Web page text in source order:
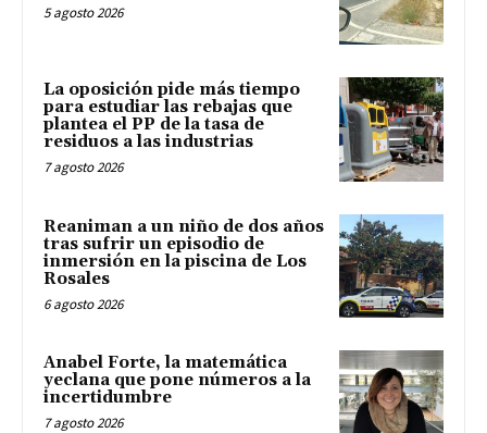
5 agosto 2026
La oposición pide más tiempo
para estudiar las rebajas que
plantea el PP de la tasa de
residuos a las industrias
7 agosto 2026
Reaniman a un niño de dos años
tras sufrir un episodio de
inmersión en la piscina de Los
Rosales
6 agosto 2026
Anabel Forte, la matemática
yeclana que pone números a la
incertidumbre
7 agosto 2026